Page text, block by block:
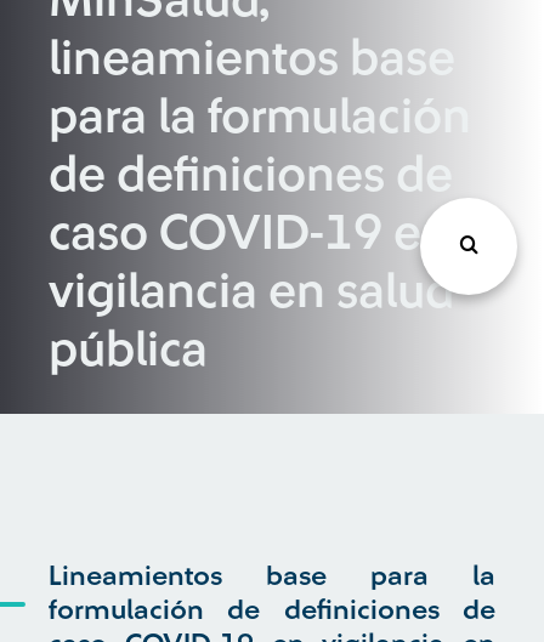
Buscar
lineamientos base
para la formulación
de definiciones de
caso COVID-19 en
vigilancia en salud
pública
Lineamientos base para la
formulación de definiciones de